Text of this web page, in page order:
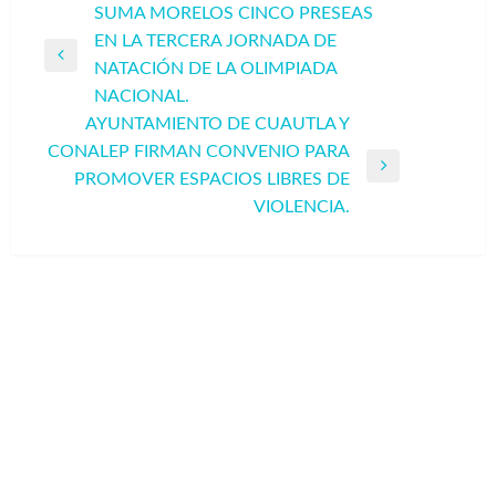
Navegación
de
entradas
Entrada
anterior
SUMA MORELOS CINCO PRESEAS
EN LA TERCERA JORNADA DE
NATACIÓN DE LA OLIMPIADA
NACIONAL.
Entrada
AYUNTAMIENTO DE CUAUTLA Y
CONALEP FIRMAN CONVENIO PARA
PROMOVER ESPACIOS LIBRES DE
VIOLENCIA.